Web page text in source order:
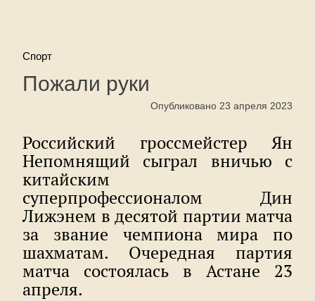
Спорт
Пожали руки
Опубликовано 23 апреля 2023
Российский гроссмейстер Ян
Непомнящий сыграл вничью с
китайским
суперпрофессионалом Дин
Лижэнем в десятой партии матча
за звание чемпиона мира по
шахматам. Очередная партия
матча состоялась в Астане 23
апреля.